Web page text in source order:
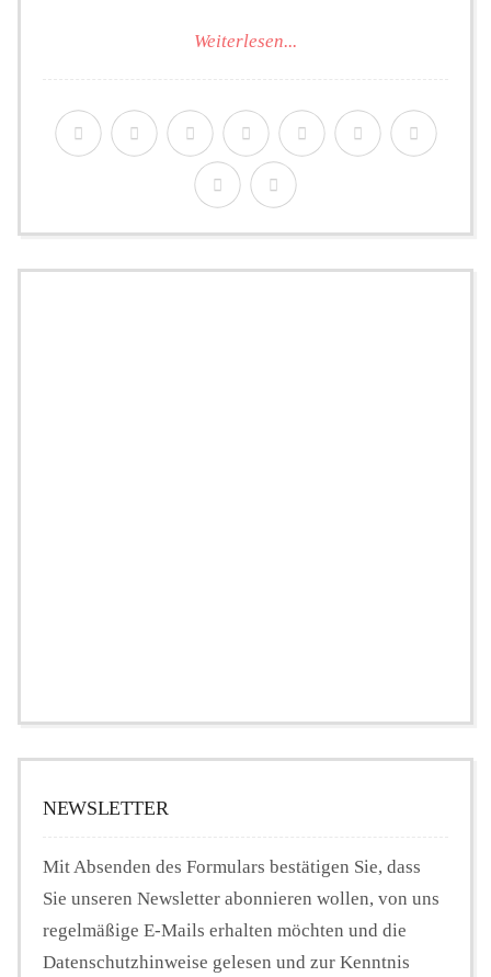
Weiterlesen...
NEWSLETTER
Mit Absenden des Formulars bestätigen Sie, dass
Sie unseren Newsletter abonnieren wollen, von uns
regelmäßige E-Mails erhalten möchten und die
Datenschutzhinweise gelesen und zur Kenntnis